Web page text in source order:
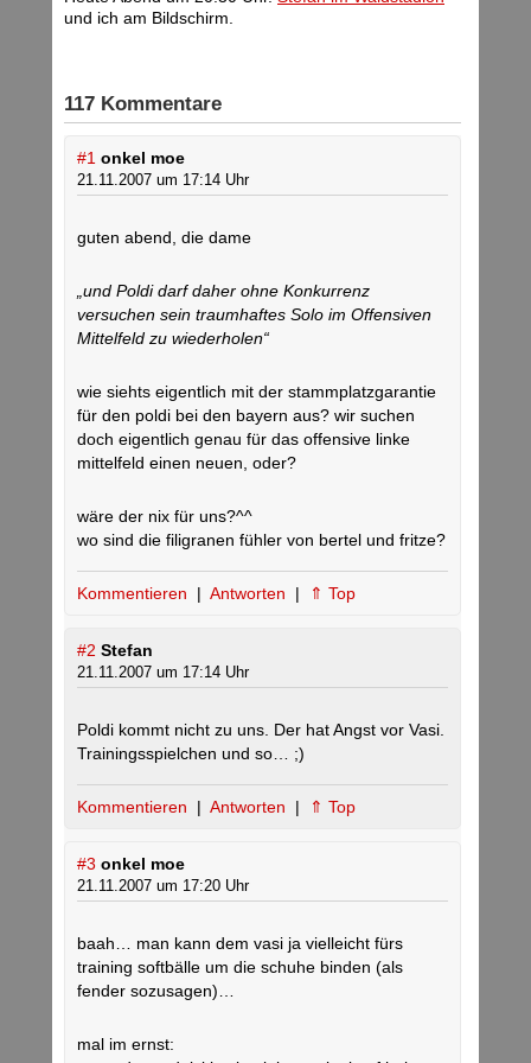
und ich am Bildschirm.
117 Kommentare
#1 onkel moe
21.11.2007 um 17:14 Uhr
guten abend, die dame
„und Poldi darf daher ohne Konkurrenz
versuchen sein traumhaftes Solo im Offensiven
Mittelfeld zu wiederholen“
wie siehts eigentlich mit der stammplatzgarantie
für den poldi bei den bayern aus? wir suchen
doch eigentlich genau für das offensive linke
mittelfeld einen neuen, oder?
wäre der nix für uns?^^
wo sind die filigranen fühler von bertel und fritze?
Kommentieren | Antworten | ⇑ Top
#2 Stefan
21.11.2007 um 17:14 Uhr
Poldi kommt nicht zu uns. Der hat Angst vor Vasi.
Trainingsspielchen und so… ;)
Kommentieren | Antworten | ⇑ Top
#3 onkel moe
21.11.2007 um 17:20 Uhr
baah… man kann dem vasi ja vielleicht fürs
training softbälle um die schuhe binden (als
fender sozusagen)…
mal im ernst: